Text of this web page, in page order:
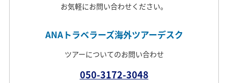
お気軽にお問い合わせください。
ANAトラベラーズ海外ツアーデスク
ツアーについてのお問い合わせ
050-3172-3048